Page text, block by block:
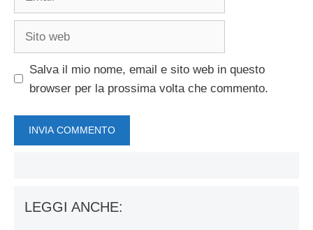
Salva il mio nome, email e sito web in questo
browser per la prossima volta che commento.
LEGGI ANCHE: